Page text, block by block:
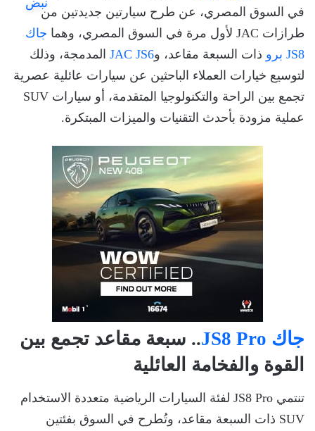
في السوق المصري، عن طرح سيارتين جديدتين من
طرازات JAC لأول مرة في السوق المصري، وهما
جاك
JS8 برو
ذات السبعة مقاعد، وJAC JS6 المدمجة، وذلك
لتوسيع خيارات العملاء الباحثين عن سيارات عائلية عصرية
تجمع بين الراحة والتكنولوجيا المتقدمة، أو سيارات SUV
عملية مزودة بأحدث التقنيات والميزات المبتكرة.
جاك JS8 Pro
.. سبعة مقاعد تجمع بين
القوة والفخامة العائلية
تنتمي JS8 Pro لفئة السيارات الرياضية متعددة الاستخدام
SUV ذات السبعة مقاعد، وتُطرح في السوق بفئتين